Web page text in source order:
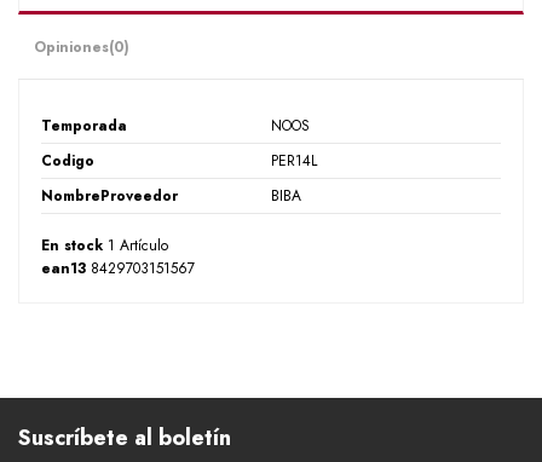
Opiniones(0)
Temporada
NOOS
Codigo
PER14L
NombreProveedor
BIBA
En stock 1 Artículo
ean13 8429703151567
Suscríbete al boletín